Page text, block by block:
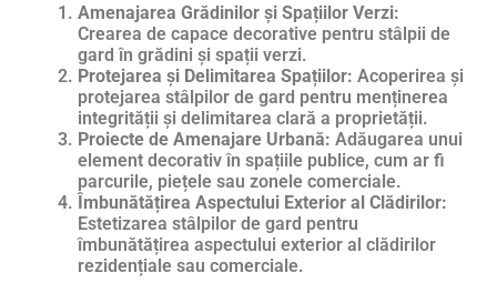
Amenajarea Grădinilor și Spațiilor Verzi:
Crearea de capace decorative pentru stâlpii de
gard în grădini și spații verzi.
Protejarea și Delimitarea Spațiilor: Acoperirea și
protejarea stâlpilor de gard pentru menținerea
integrității și delimitarea clară a proprietății.
Proiecte de Amenajare Urbană: Adăugarea unui
element decorativ în spațiile publice, cum ar fi
parcurile, piețele sau zonele comerciale.
Îmbunătățirea Aspectului Exterior al Clădirilor:
Estetizarea stâlpilor de gard pentru
îmbunătățirea aspectului exterior al clădirilor
rezidențiale sau comerciale.